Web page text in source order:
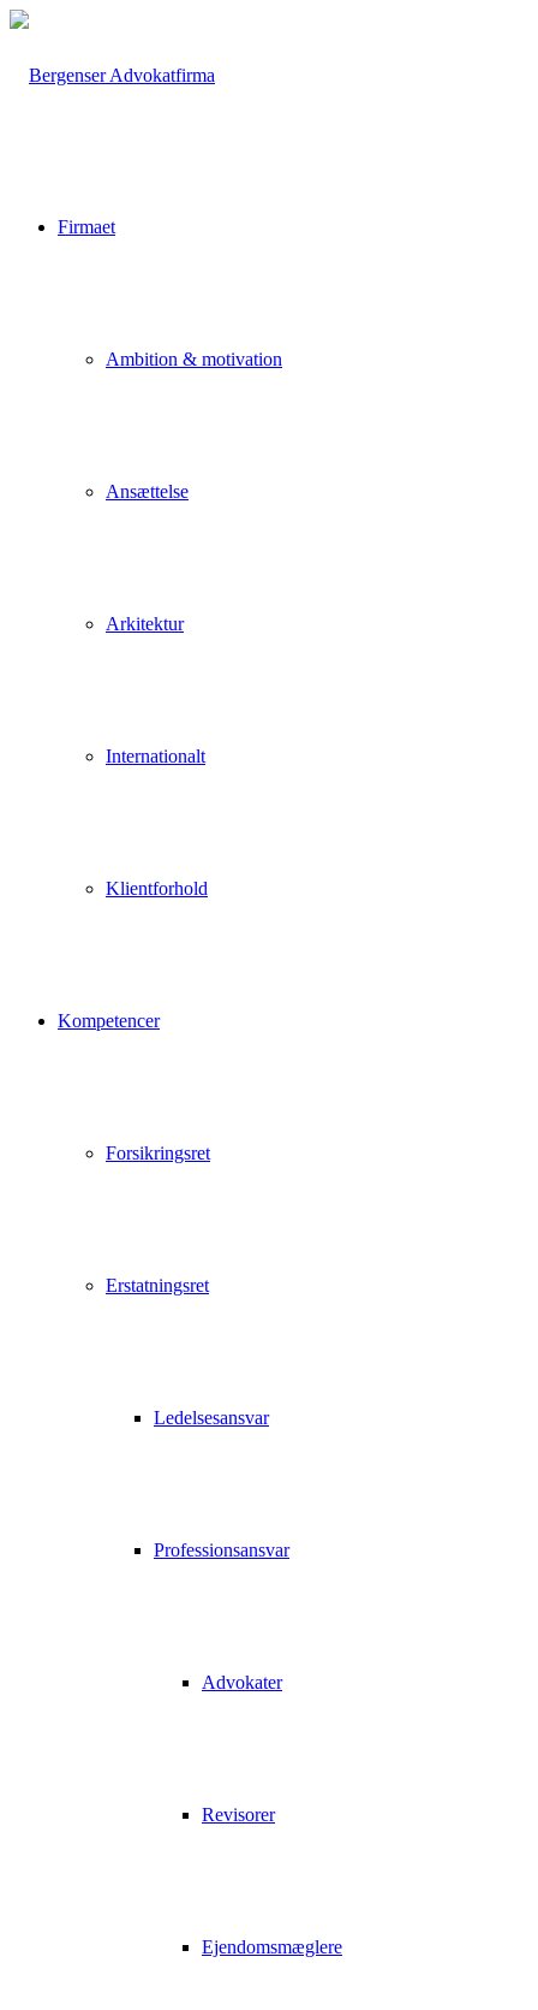
Firmaet
Ambition & motivation
Ansættelse
Arkitektur
Internationalt
Klientforhold
Kompetencer
Forsikringsret
Erstatningsret
Ledelsesansvar
Professionsansvar
Advokater
Revisorer
Ejendomsmæglere